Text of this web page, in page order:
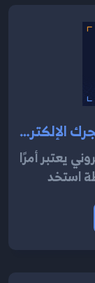
كيفية تحسين تجربة العملاء في متجرك الإلكتروني باستخدام نظام قلاري 2024
يعتبر أمرًا
استخد